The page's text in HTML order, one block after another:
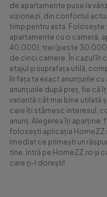
de apartamente puse la
vizionezi, din confortul
timp pentru asta.
apartamente cu o cameră,
40.000), trei (peste
de cinci camere. În cazul în
etajul și suprafața utilă,
în fața ta exact anunțurile
anunțurile după preț, fie că
variantă cât mai bine utilată
care îți stârnesc interesul,
anunț. Alegerea îți aparține:
folosești aplicația HomeZZ
imediat ce primești un
tine. Intră pe HomeZZ.ro și
care ți-l dorești!